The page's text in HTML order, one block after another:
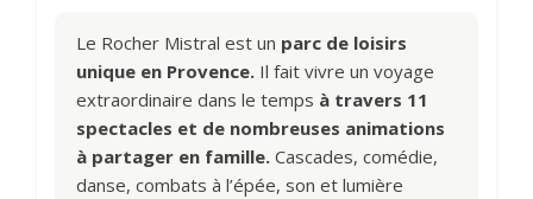
Le Rocher Mistral est un parc de loisirs
unique en Provence. Il fait vivre un voyage
extraordinaire dans le temps à travers 11
spectacles et de nombreuses animations
à partager en famille. Cascades, comédie,
danse, combats à l’épée, son et lumière